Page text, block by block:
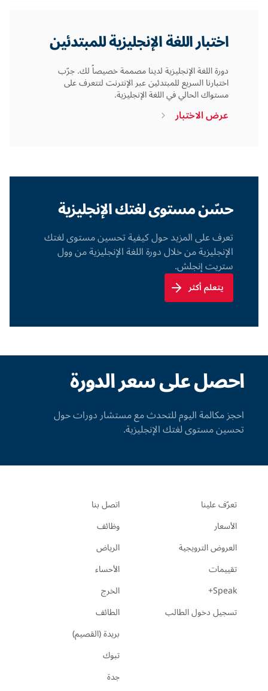
اختبار اللغة الإنجليزية للمبتدئين
دورة اللغة الإنجليزية لدينا مصممة خصيصاً لك. جرّب
اختبارنا السريع للمبتدئين عبر الإنترنت لتتعرف على
مستواك الحالي في اللغة الإنجليزية.
عرض الاختبار
حسّن مستوى لغتك الإنجليزية
تعرف على المزيد حول كيفية تحسين مستوى لغتك
الإنجليزية من خلال دورة اللغة الإنجليزية من وول
ستريت إنجلش.
يتعلم أكثر
احصل على سعر الدورة
احجز مكالمة اليوم للتحدث مع مستشار دورات حول
تحسين مستوى لغتك الإنجليزية.
تعرّف علينا
الأسعار
العروض الترويجية
تقييمات
Speak+
تسجيل دخول الطالب
اتصل بنا
وظائف
الرياض
الأحساء
الخرج
الطائف
بريدة (القصيم)
تبوك
جدة